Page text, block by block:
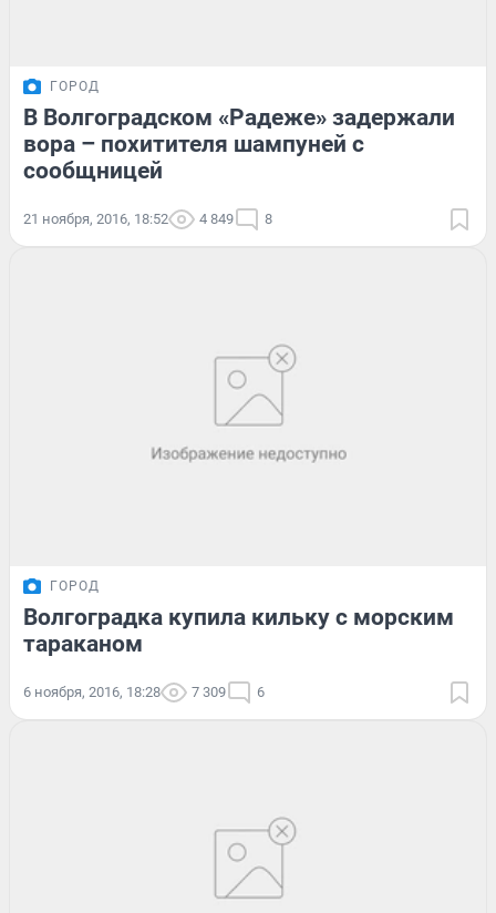
ГОРОД
В Волгоградском «Радеже» задержали
вора – похитителя шампуней с
сообщницей
21 ноября, 2016, 18:52 4 849 8
ГОРОД
Волгоградка купила кильку с морским
тараканом
6 ноября, 2016, 18:28 7 309 6